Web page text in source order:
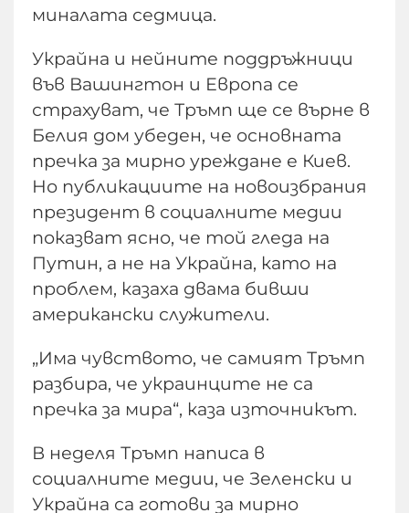
миналата седмица.
Украйна и нейните поддръжници
във Вашингтон и Европа се
страхуват, че Тръмп ще се върне в
Белия дом убеден, че основната
пречка за мирно уреждане е Киев.
Но публикациите на новоизбрания
президент в социалните медии
показват ясно, че той гледа на
Путин, а не на Украйна, като на
проблем, казаха двама бивши
американски служители.
„Има чувството, че самият Тръмп
разбира, че украинците не са
пречка за мира“, каза източникът.
В неделя Тръмп написа в
социалните медии, че Зеленски и
Украйна са готови за мирно